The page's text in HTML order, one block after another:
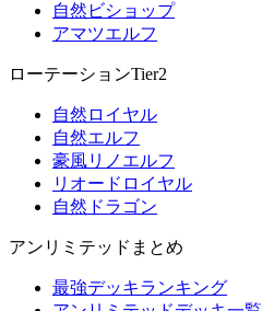
自然ビショップ
アマツエルフ
ローテーションTier2
自然ロイヤル
自然エルフ
豪風リノエルフ
リオードロイヤル
自然ドラゴン
アンリミテッドまとめ
最強デッキランキング